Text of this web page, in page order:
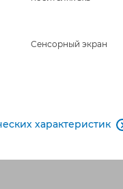
Сенсорный экран
характеристик